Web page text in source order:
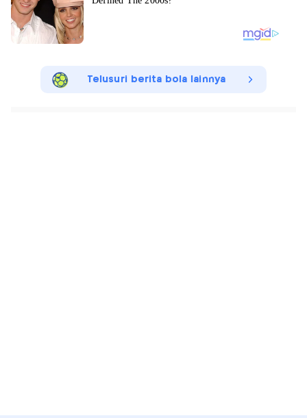
Telusuri berita bola lainnya